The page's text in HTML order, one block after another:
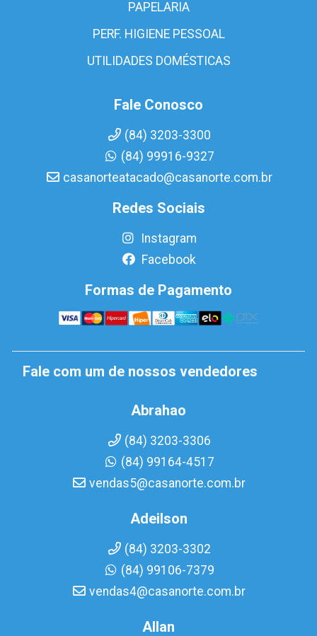
PAPELARIA
PERF. HIGIENE PESSOAL
UTILIDADES DOMÉSTICAS
Fale Conosco
(84) 3203-3300
(84) 99916-9327
casanorteatacado@casanorte.com.br
Redes Sociais
Instagram
Facebook
Formas de Pagamento
Fale com um de nossos vendedores
Abrahao
(84) 3203-3306
(84) 99164-4517
vendas5@casanorte.com.br
Adeilson
(84) 3203-3302
(84) 99106-7379
vendas4@casanorte.com.br
Allan